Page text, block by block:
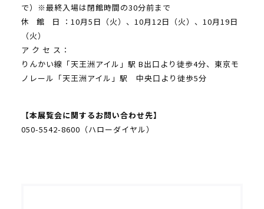
で）※最終入場は閉館時間の30分前まで
休 館 日 ：10月5日（火）、10月12日（火）、10月19日
（火）
ア ク セ ス：
りんかい線「天王洲アイル」駅 B出口より徒歩4分、東京モ
ノレール「天王洲アイル」駅 中央口より徒歩5分
【本展覧会に関するお問い合わせ先】
050-5542-8600（ハローダイヤル）